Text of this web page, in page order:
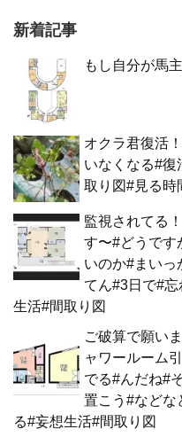
新着記事
もし自分が馬
オクラ君復活
いなくなる#復
取り図#見る時
監視されてる
す〜#どうです
いのか#まいっ
てん#3日で#
生活#間取り図
ご破算で願い
ャワールーム
でる#んだね#
置こう#などな
る#妄想生活#間取り図